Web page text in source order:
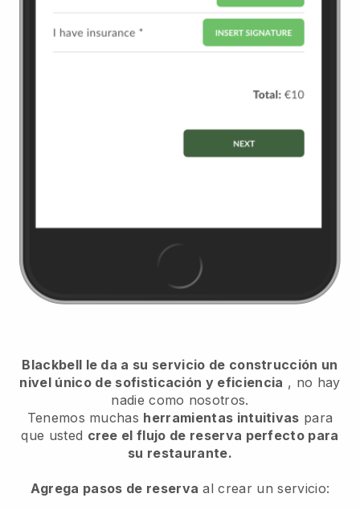
Blackbell le da a su servicio de construcción un
nivel único de sofisticación y eficiencia , no hay
nadie como nosotros.
Tenemos muchas herramientas intuitivas para
que usted cree el flujo de reserva perfecto para
su restaurante.
Agrega pasos de reserva al crear un servicio: